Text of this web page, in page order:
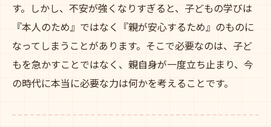
す。しかし、不安が強くなりすぎると、子どもの学びは
『本人のため』ではなく『親が安心するため』のものに
なってしまうことがあります。そこで必要なのは、子ど
もを急かすことではなく、親自身が一度立ち止まり、今
の時代に本当に必要な力は何かを考えることです。